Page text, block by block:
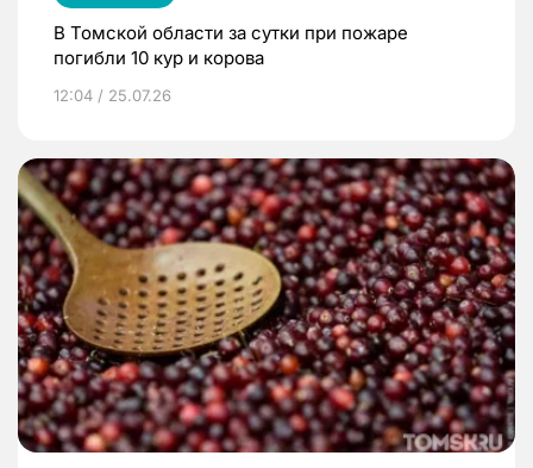
В Томской области за сутки при пожаре
погибли 10 кур и корова
12:04 / 25.07.26